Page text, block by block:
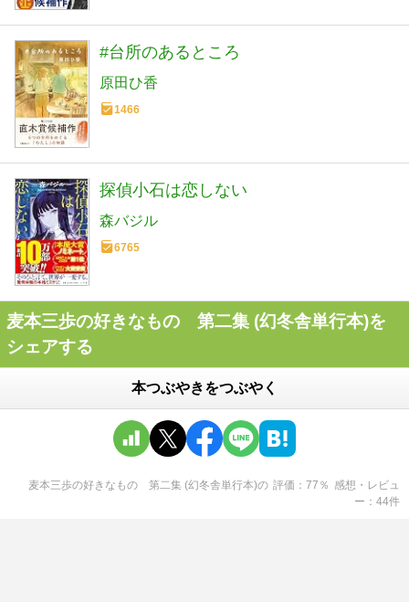
#台所のあるところ
原田ひ香
1466
探偵小石は恋しない
森バジル
6765
麦本三歩の好きなもの 第二集 (幻冬舎単行本)を
シェアする
本つぶやきをつぶやく
麦本三歩の好きなもの 第二集 (幻冬舎単行本)の 評価 77 ％ 感想・レビュ
ー
44件